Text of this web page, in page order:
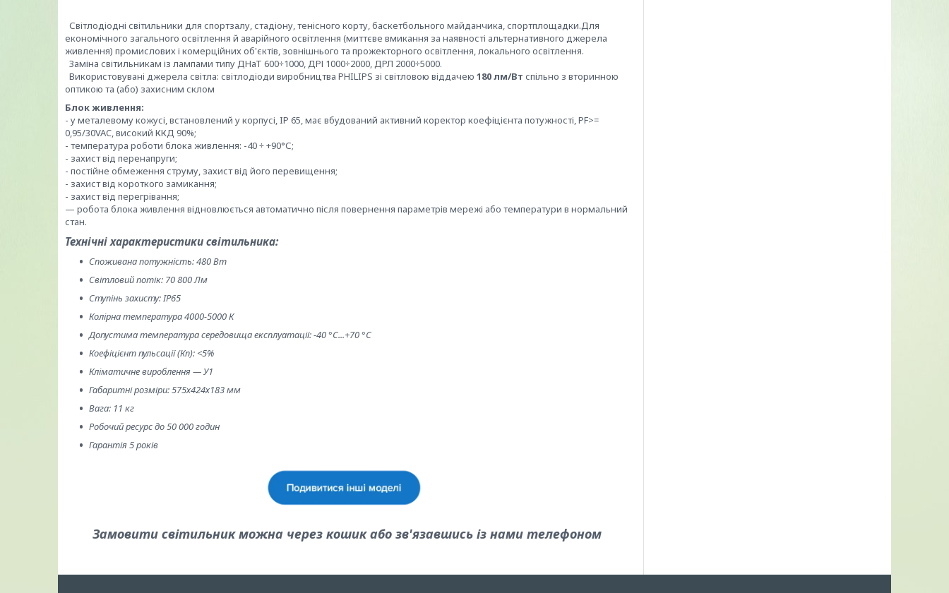
Світлодіодні світильники для спортзалу, стадіону, тенісного корту, баскетбольного майданчика, спортплощадки.Для
економічного загального освітлення й аварійного освітлення (миттєве вмикання за наявності альтернативного джерела
живлення) промислових і комерційних об'єктів, зовнішнього та прожекторного освітлення, локального освітлення.
Заміна світильникам із лампами типу ДНаТ 600÷1000, ДРІ 1000÷2000, ДРЛ 2000÷5000.
Використовувані джерела світла: світлодіоди виробництва PHILIPS зі світловою віддачею 180 лм/Вт спільно з вторинною
оптикою та (або) захисним склом
Блок живлення:
- у металевому кожусі, встановлений у корпусі, IP 65, має вбудований активний коректор коефіцієнта потужності, PF>=
0,95/30VAC, високий ККД 90%;
- температура роботи блока живлення: -40 ÷ +90°С;
- захист від перенапруги;
- постійне обмеження струму, захист від його перевищення;
- захист від короткого замикання;
- захист від перегрівання;
— робота блока живлення відновлюється автоматично після повернення параметрів мережі або температури в нормальний
стан.
Технічні характеристики світильника:
Споживана потужність: 480 Вт
Світловий потік: 70 800 Лм
Ступінь захисту: IP65
Колірна температура 4000-5000 К
Допустима температура середовища експлуатації: -40 °C...+70 °C
Коефіцієнт пульсації (Кп): <5%
Кліматичне вироблення — У1
Габаритні розміри: 575х424х183 мм
Вага: 11 кг
Робочий ресурс до 50 000 годин
Гарантія 5 років
Замовити світильник можна через кошик або зв'язавшись із нами телефоном